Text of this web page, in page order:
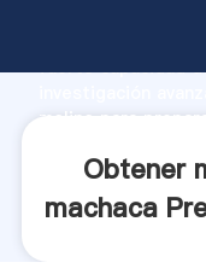
fuerte capacidad
molino para
Obtener
machaca